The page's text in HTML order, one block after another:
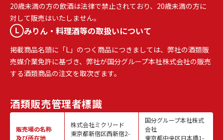
20歳未満の方の飲酒は法律で禁止されており、20歳未満の方に
対して販売はいたしません。
みりん・料理酒等の取扱いについて
掲載商品名頭に「L」のつく商品につきましては、弊社の酒類販
売媒介業免許に基づき、弊社が国分グループ本社株式会社の販売
する酒類商品の注文を取次ぎます。
酒類販売管理者標識
販売場の名称
及び所在地
株式会社ミクリード
東京都新宿区西新宿2-
国分グループ本社株式
会社
東京都中央区日本橋1-